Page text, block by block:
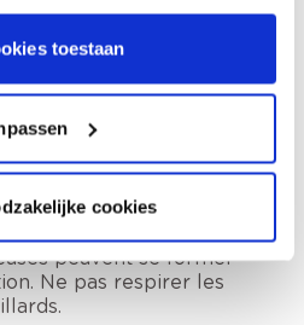
toestaan
cookies
hors de portée des
d’un médecin,
sécurité disponible sur
Des gouttelettes
peuvent se former
Ne pas respirer les